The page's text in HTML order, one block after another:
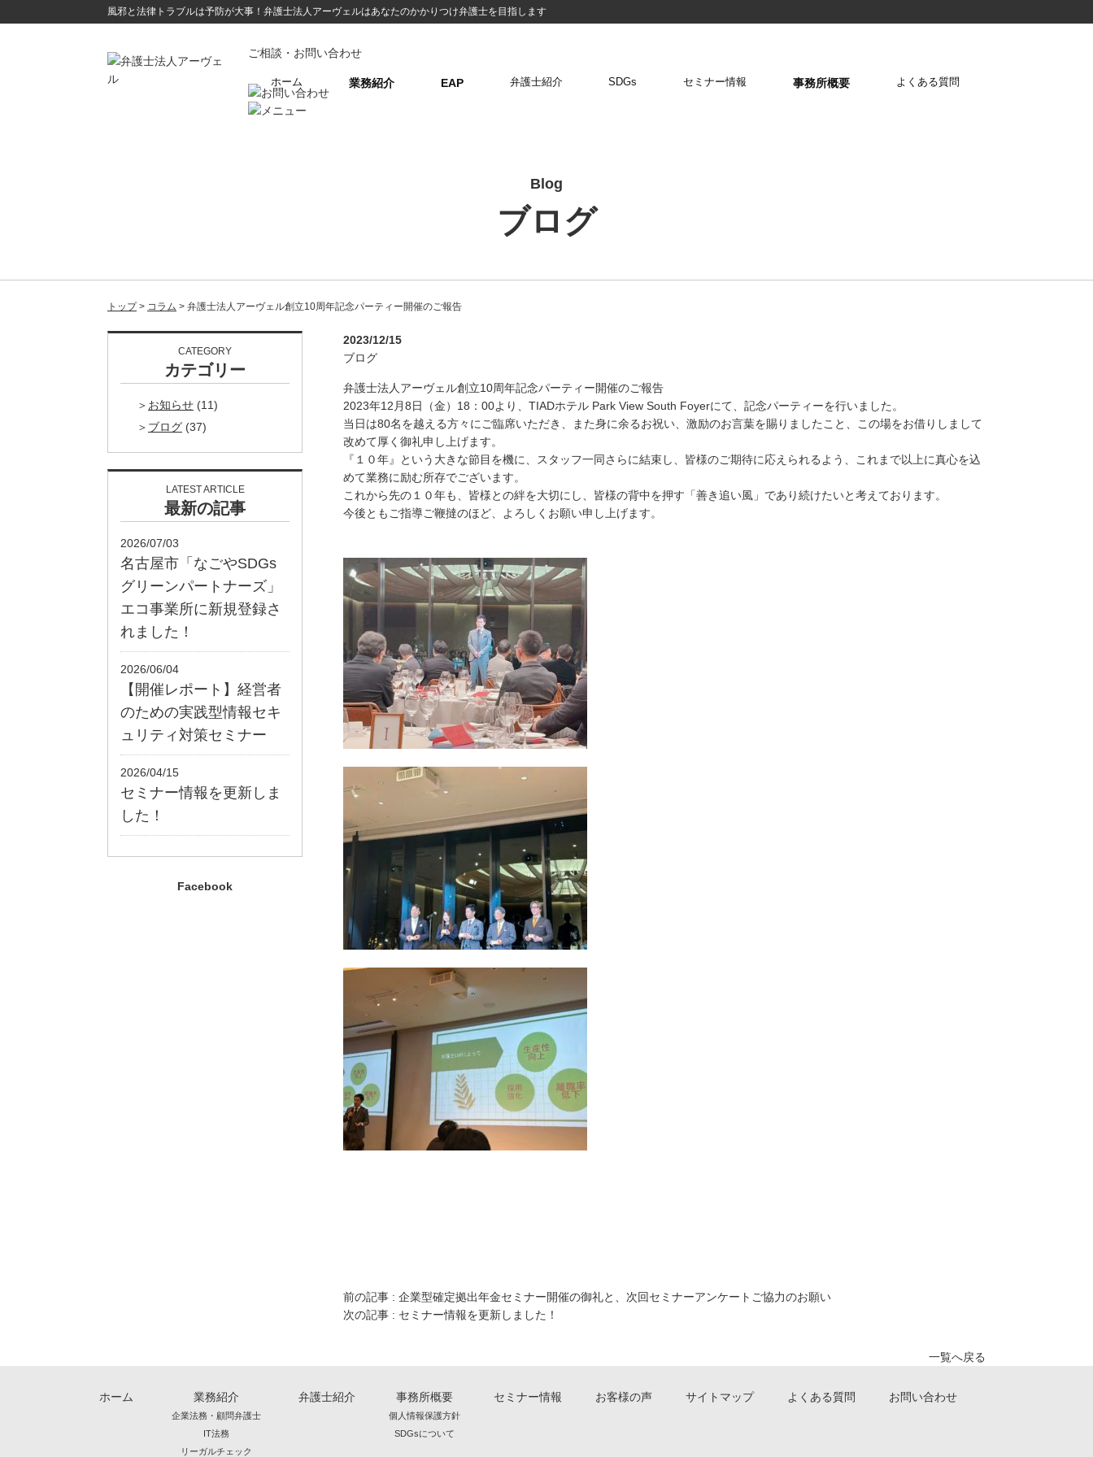
風邪と法律トラブルは予防が大事！弁護士法人アーヴェルはあなたのかかりつけ弁護士を目指します
ご相談・お問い合わせ
ホーム 業務紹介 EAP 弁護士紹介 SDGs セミナー情報 事務所概要 よくある質問
Blog
ブログ
トップ コラム 弁護士法人アーヴェル創立10周年記念パーティー開催のご報告
2023/12/15
ブログ
弁護士法人アーヴェル創立10周年記念パーティー開催のご報告
2023年12月8日（金）18：00より、TIADホテル Park View South Foyerにて、記念パーティーを行いました。
当日は80名を越える方々にご臨席いただき、また身に余るお祝い、激励のお言葉を賜りましたこと、この場をお借りしまして
改めて厚く御礼申し上げます。
『１０年』という大きな節目を機に、スタッフ一同さらに結束し、皆様のご期待に応えられるよう、これまで以上に真心を込
めて業務に励む所存でございます。
これから先の１０年も、皆様との絆を大切にし、皆様の背中を押す「善き追い風」であり続けたいと考えております。
今後ともご指導ご鞭撻のほど、よろしくお願い申し上げます。
前の記事 : 企業型確定拠出年金セミナー開催の御礼と、次回セミナーアンケートご協力のお願い
次の記事 : セミナー情報を更新しました！
一覧へ戻る
CATEGORY
カテゴリー
お知らせ (11)
ブログ (37)
LATEST ARTICLE
最新の記事
2026/07/03
名古屋市「なごやSDGs
グリーンパートナーズ」
エコ事業所に新規登録さ
れました！
2026/06/04
【開催レポート】経営者
のための実践型情報セキ
ュリティ対策セミナー
2026/04/15
セミナー情報を更新しま
した！
Facebook
ホーム 業務紹介
企業法務・顧問弁護士
IT法務
リーガルチェック
弁護士紹介 事務所概要
個人情報保護方針
SDGsについて
セミナー情報 お客様の声 サイトマップ よくある質問 お問い合わせ